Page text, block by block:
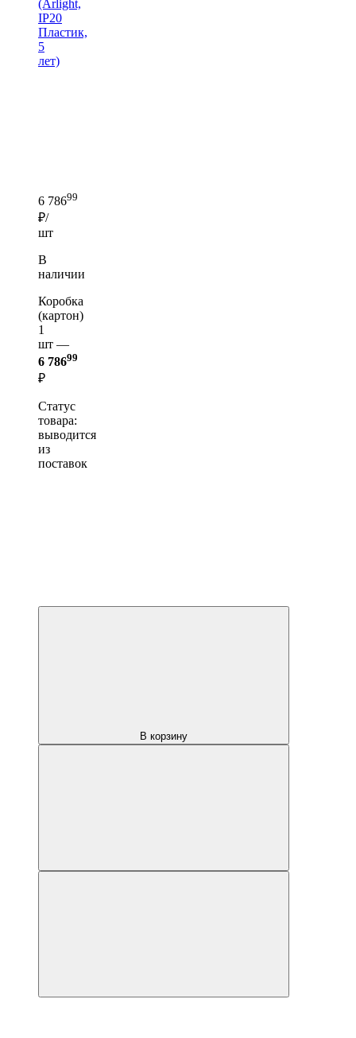
(Arlight,
IP20
Пластик,
5
лет)
6 78699
₽/
шт
В
наличии
Коробка
(картон)
1
шт —
6 78699
₽
Статус
товара:
выводится
из
поставок
В корзину